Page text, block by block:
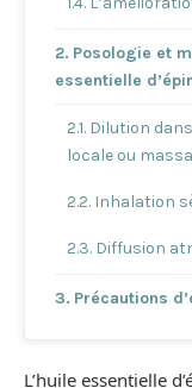
Posologie et
essentielle
Dilution
locale ou
Inhalation
Diffusion
Précautions
L’huile essentielle